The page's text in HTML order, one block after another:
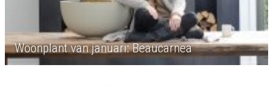
Woonplant van januari: Beaucarnea